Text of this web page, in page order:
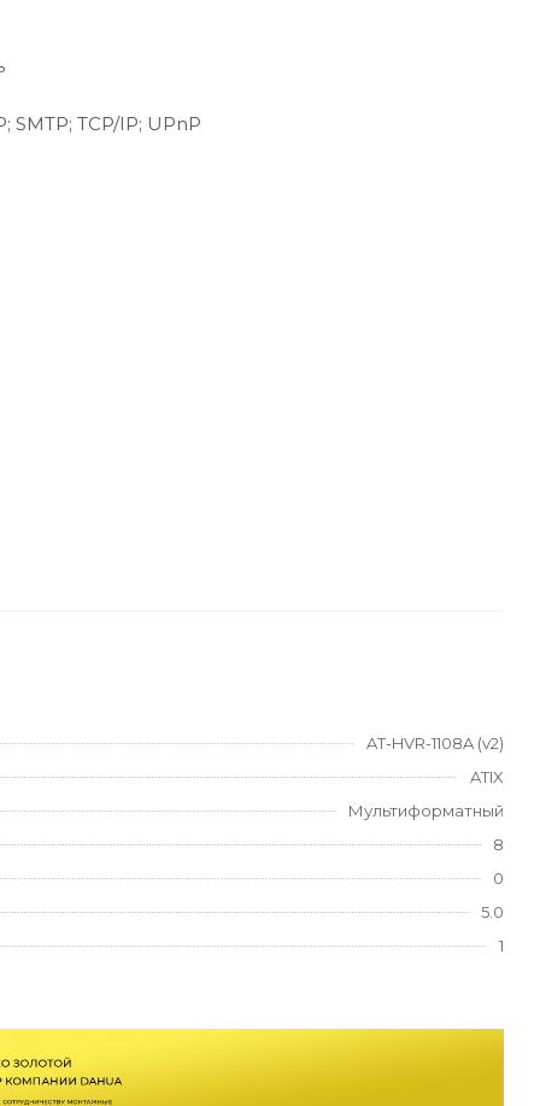
SMTP; TCP/IP; UPnP
AT-HVR-1108A (v2)
ATIX
Мультиформатный
8
0
5.0
1